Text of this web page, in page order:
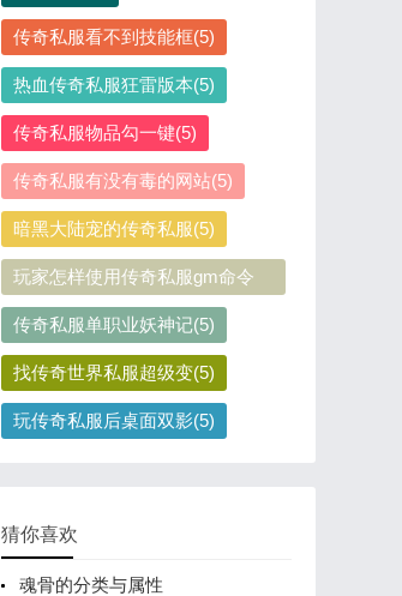
传奇私服看不到技能框(5)
热血传奇私服狂雷版本(5)
传奇私服物品勾一键(5)
传奇私服有没有毒的网站(5)
暗黑大陆宠的传奇私服(5)
玩家怎样使用传奇私服gm命令
(5)
传奇私服单职业妖神记(5)
找传奇世界私服超级变(5)
玩传奇私服后桌面双影(5)
猜你喜欢
魂骨的分类与属性